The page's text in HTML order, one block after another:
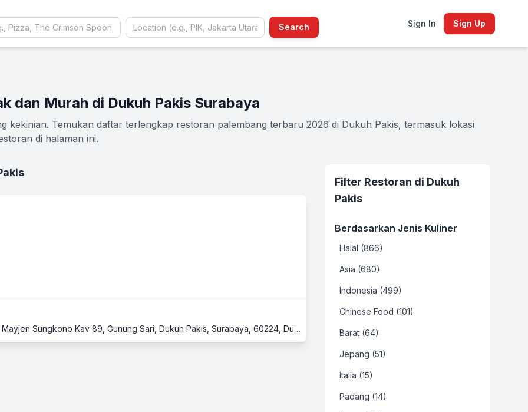
Search Sign In Sign Up
dan Murah di Dukuh Pakis Surabaya
kekinian. Temukan daftar terlengkap restoran palembang terbaru 2026 di Dukuh Pakis, termasuk lokasi
di halaman ini.
Ciputra World Surabaya Mall, Lantai 3, Food Wave, Jl. Mayjen Sungkono Kav 89, Gunung Sari, Dukuh Pakis, Surabaya, 60224, Dukuh Pakis, Surabaya, Jawa Timur
Filter Restoran di Dukuh
Pakis
Berdasarkan Jenis Kuliner
Halal (866)
Asia (680)
Indonesia (499)
Chinese Food (101)
Barat (64)
Jepang (51)
Italia (15)
Padang (14)